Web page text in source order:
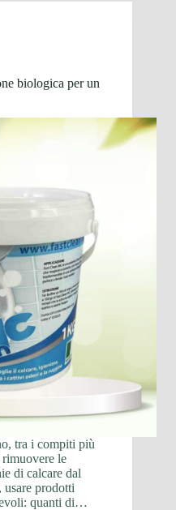
biologica per un
tra i compiti più
rimuovere le
di calcare dal
prodotti
quanti di…